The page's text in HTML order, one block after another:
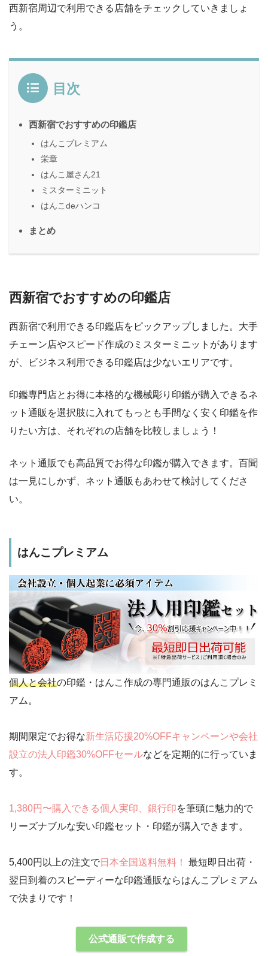
西新宿周辺で利用できる店舗をチェックしていきましょ
う。
目次
西新宿でおすすめの印鑑店
はんこプレミアム
栄章
はんこ屋さん21
ミスターミニット
はんこdeハンコ
まとめ
西新宿でおすすめの印鑑店
西新宿で利用できる印鑑店をピックアップしました。大手
チェーン店やスピード作成のミスターミニットがあります
が、ビジネス利用できる印鑑店は少ないエリアです。
印鑑専門店とお得に本格的な機械彫り印鑑が購入できるネ
ット通販を選択肢に入れてもっとも手間なく安く印鑑を作
りたい方は、それぞれの店舗を比較しましょう！
ネット通販でも高品質でお得な印鑑が購入できます。百聞
は一見にしかず、ネット通販もあわせて検討してくださ
い。
はんこプレミアム
個人と会社の印鑑・はんこ作成の専門通販のはんこプレミ
アム。
期間限定でお得な新生活応援20%OFFキャンペーンや会社
設立の法人印鑑30%OFFセールなどを定期的に行っていま
す。
1,380円〜購入できる個人実印、銀行印を筆頭に魅力的で
リーズナブルな安い印鑑セット・印鑑が購入できます。
5,400円以上の注文で日本全国送料無料！
最短即日出荷・
翌日到着のスピーディーな印鑑通販ならはんこプレミアム
で決まりです！
公式通販で作成する